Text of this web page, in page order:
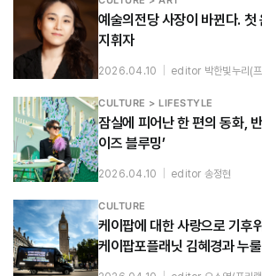
예술의전당 사장이 바뀐다. 첫
지휘자
2026.04.10 editor 박한빛누리(
CULTURE > LIFESTYLE
잠실에 피어난 한 편의 동화,
이즈 블루밍’
2026.04.10 editor 송정현
CULTURE
케이팝에 대한 사랑으로 기후
케이팝포플래닛 김혜경과 누